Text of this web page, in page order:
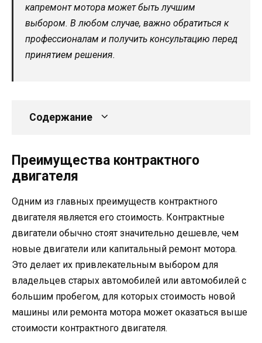
капремонт мотора может быть лучшим
выбором. В любом случае, важно обратиться к
профессионалам и получить консультацию перед
принятием решения.
Содержание
Преимущества контрактного
двигателя
Одним из главных преимуществ контрактного
двигателя является его стоимость. Контрактные
двигатели обычно стоят значительно дешевле, чем
новые двигатели или капитальный ремонт мотора.
Это делает их привлекательным выбором для
владельцев старых автомобилей или автомобилей с
большим пробегом, для которых стоимость новой
машины или ремонта мотора может оказаться выше
стоимости контрактного двигателя.